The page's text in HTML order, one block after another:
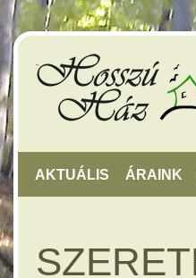
AKTUÁLIS ÁRAINK